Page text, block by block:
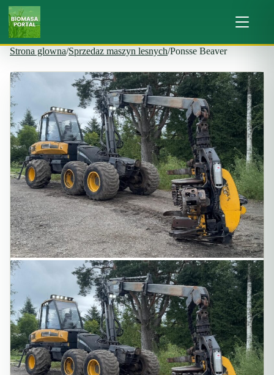
Strona glowna/Sprzedaz maszyn lesnych/Ponsse Beaver